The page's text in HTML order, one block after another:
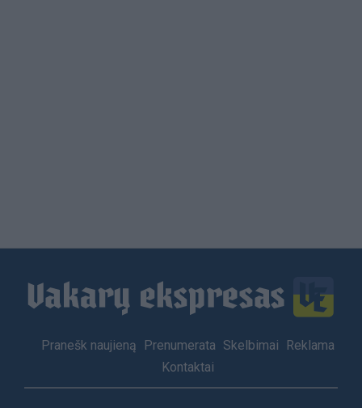
Footer
Pranešk naujieną Prenumerata Skelbimai
Reklama
Kontaktai